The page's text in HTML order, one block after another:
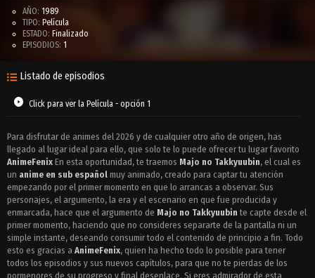
AÑO: 1989
TIPO: Película
ESTADO: Finalizado
EPISODIOS: 1
Listado de episodios
Click para ver la Película - opción 1
Para disfrutar de animes del 2026 y de cualquier otro año de origen, has
llegado al lugar ideal para ello, que solo te lo puede ofrecer tu lugar favorito
AnimeFenix En esta oportunidad, te traemos Majo no Takkyuubin, el cual es
un anime en sub español muy animado, creado para captar tu atención
empezando por el primer momento en que lo arrancas a observar. Sus
personajes, el argumento, la era y el escenario en que fue producida y
enmarcada, hace que el argumento de Majo no Takkyuubin te capte desde el
primer momento, haciendo que no consideres separarte de la pantalla ni un
simple instante, deseando consumir todo el contenido de principio a fin. Todo
esto es gracias a AnimeFenix, quien ha hecho todo lo posible para tener
todos los episodios y sus nuevos capítulos, para que no te pierdas de los
pormenores de su progreso y final desenlace. Si eres admirador de esta